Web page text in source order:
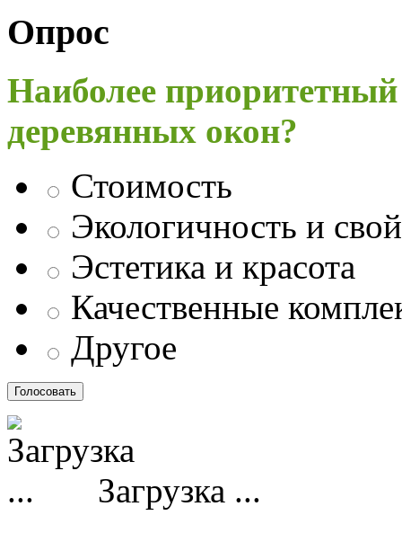
Опрос
Наиболее
деревянных окон?
Стоимость
Экологичность и
Эстетика и красота
Качественные
Другое
Загрузка ...